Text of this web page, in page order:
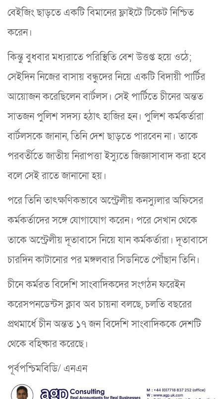
বেইজিং ছাড়তে একটি বিমানের ফ্লাইটে টিকেট নিশ্চিত
করেন।
কিন্তু বুধবার মধ্যরাতে পরিস্থিতি বেশ উত্তপ্ত হয়ে ওঠে;
সেইদিন নিজের বাসায় বন্ধুদের নিয়ে একটি বিদায়ী পার্টির
আয়োজন করেছিলেন বার্টলস। সেই পার্টিতে চীনের অন্তত
সাতজন পুলিশ সদস্য হঠাৎ হাজির হন। পুলিশ কর্মকর্তারা
বার্টলসকে জানান, তিনি দেশ ছাড়তে পারবেন না। তাকে
পরবর্তীতে জাতীয় নিরাপত্তা ইস্যুতে জিজ্ঞাসাবাদ করা হবে
বলে সেই রাতে জানানো হয়।
পরে তিনি তাৎক্ষণিকভাবে অস্ট্রেলীয় কনস্যুলার অফিসের
কর্মকর্তাদের সঙ্গে যোগাযোগ করেন। পরে সেখান থেকে
তাকে অস্ট্রেলীয় দূতাবাসে নিয়ে যান কর্মকর্তারা। দূতাবাসে
চারদিন কাটানোর পর মঙ্গলবার সিডনিতে পৌঁছান তিনি।
চীনে কর্মরত বিদেশি সাংবাদিকদের সংগঠন ফরেইন
করেসপনডেন্টস ক্লাব অব চায়না বলছে, চলতি বছরের
প্রথমার্ধে চীন অন্তত ১৭ জন বিদেশি সাংবাদিককে দেশটি
থেকে বহিষ্কার করেছে।
পূর্বপশ্চিমবিডি/ এনএন